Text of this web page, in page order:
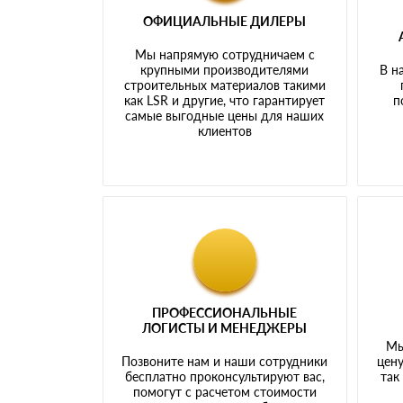
ОФИЦИАЛЬНЫЕ ДИЛЕРЫ
Мы напрямую сотрудничаем с
крупными производителями
строительных материалов такими
как LSR и другие, что гарантирует
самые выгодные цены для наших
клиентов
В
ПРОФЕССИОНАЛЬНЫЕ
ЛОГИСТЫ И МЕНЕДЖЕРЫ
Позвоните нам и наши сотрудники
бесплатно проконсультируют вас,
помогут с расчетом стоимости